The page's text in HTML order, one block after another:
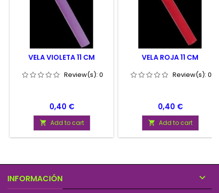
VELA VIOLETA 11 CM
Review(s): 0
Price
0,40 €
 Add to cart
VELA ROJA 11 CM
Review(s): 0
Price
0,40 €
 Add to cart
INFORMACIÓN 